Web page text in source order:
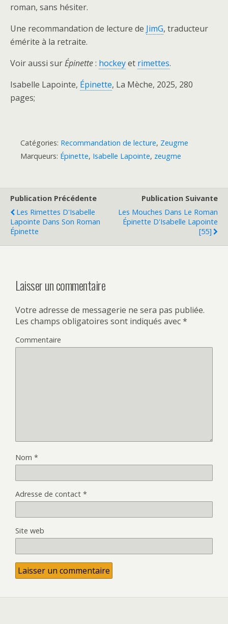
roman, sans hésiter.
Une recommandation de lecture de JimG, traducteur
émérite à la retraite.
Voir aussi surÉpinette: hockeyet rimettes.
Isabelle Lapointe, Épinette, La Mèche, 2025, 280
pages;
Catégories: Recommandation de lecture, Zeugme
Marqueurs: Épinette, Isabelle Lapointe, zeugme
Publication Précédente
Les Rimettes D'Isabelle
Lapointe Dans Son Roman
Épinette
Publication Suivante
Les Mouches Dans Le Roman
Épinette D'Isabelle Lapointe
[55]
Laisser un commentaire
Votre adresse de messagerie ne sera pas publiée.
Les champs obligatoires sont indiqués avec*
Commentaire
Nom *
Adresse de contact *
Site web